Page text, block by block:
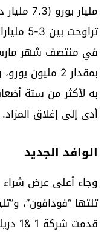
مليار
في منتصف شهر مارس/
بمقدار 2
به لأكثر من ستة
أدى إلى إغلاق المزاد.
الوافد الجديد
وجاء أعلى عرض